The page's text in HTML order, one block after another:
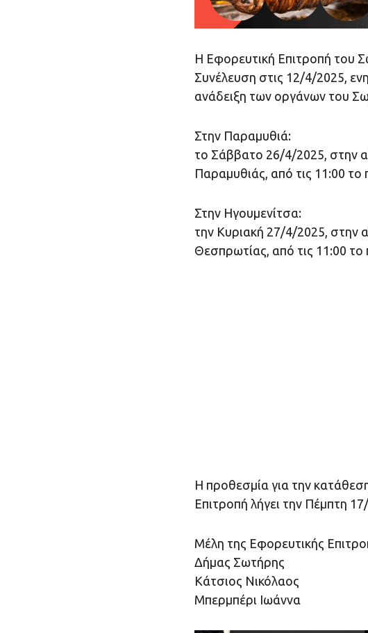
Η Εφορευτική Επιτροπή του
Συνέλευση στις 12/4/2025,
ανάδειξη των οργάνων του
Στην Παραμυθιά:
το Σάββατο 26/4/2025, στην
Παραμυθιάς, από τις 11:00 το
Στην Ηγουμενίτσα:
την Κυριακή 27/4/2025, στην
Θεσπρωτίας, από τις 11:00
Η προθεσμία για την
Επιτροπή λήγει την Πέμπτη
Μέλη της Εφορευτικής
Δήμας Σωτήρης
Κάτσιος Νικόλαος
Μπερμπέρι Ιωάννα